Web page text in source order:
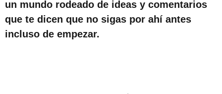
un mundo rodeado de ideas y comentarios
que te dicen que no sigas por ahí antes
incluso de empezar.